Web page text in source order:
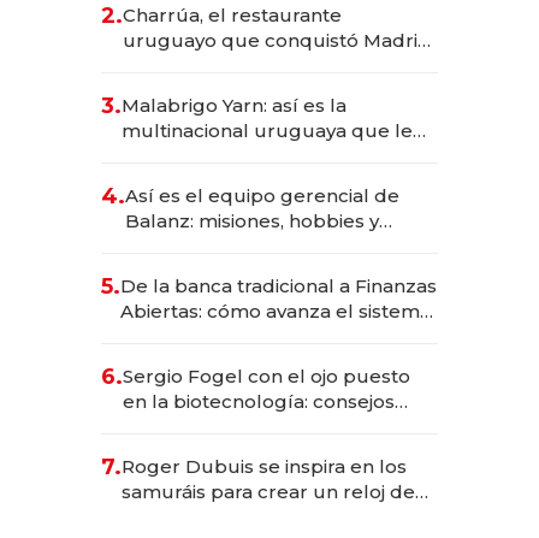
millones
2.Charrúa, el restaurante
uruguayo que conquistó Madrid:
anticipación y prepara apertura
3.Malabrigo Yarn: así es la
multinacional uruguaya que le
4.Así es el equipo gerencial de
Balanz: misiones, hobbies y
5.De la banca tradicional a Finanzas
Abiertas: cómo avanza el sistema
6.Sergio Fogel con el ojo puesto
en la biotecnología: consejos
rol de la IA
7.Roger Dubuis se inspira en los
samuráis para crear un reloj de